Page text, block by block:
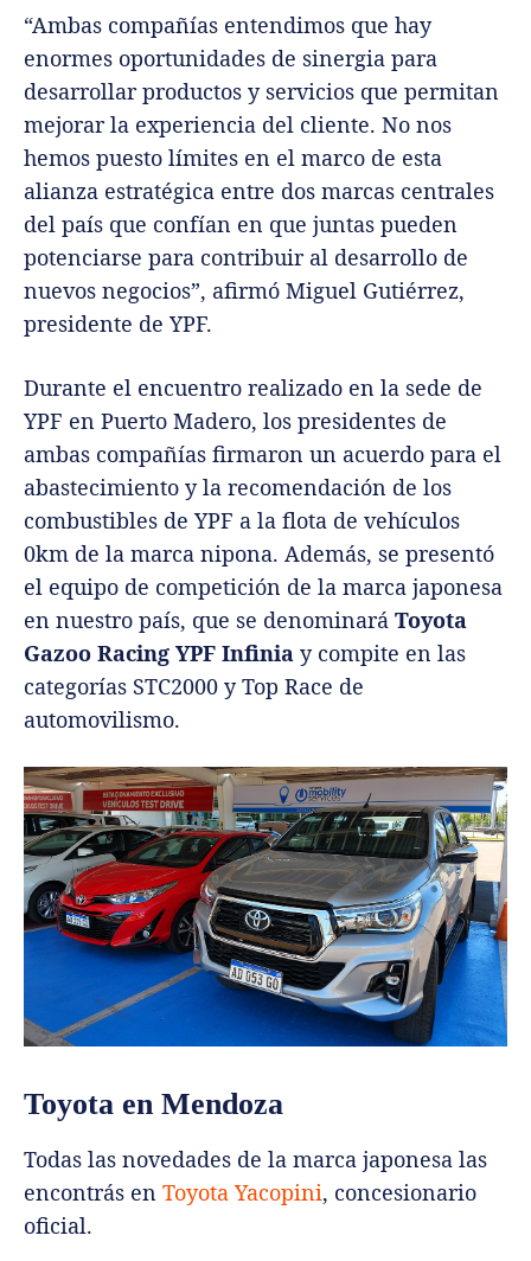
“Ambas compañías entendimos que hay
enormes oportunidades de sinergia para
desarrollar productos y servicios que permitan
mejorar la experiencia del cliente. No nos
hemos puesto límites en el marco de esta
alianza estratégica entre dos marcas centrales
del país que confían en que juntas pueden
potenciarse para contribuir al desarrollo de
nuevos negocios”, afirmó Miguel Gutiérrez,
presidente de YPF.
Durante el encuentro realizado en la sede de
YPF en Puerto Madero, los presidentes de
ambas compañías firmaron un acuerdo para el
abastecimiento y la recomendación de los
combustibles de YPF a la flota de vehículos
0km de la marca nipona. Además, se presentó
el equipo de competición de la marca japonesa
en nuestro país, que se denominará Toyota
Gazoo Racing YPF Infinia y compite en las
categorías STC2000 y Top Race de
automovilismo.
Toyota en Mendoza
Todas las novedades de la marca japonesa las
encontrás en Toyota Yacopini, concesionario
oficial.